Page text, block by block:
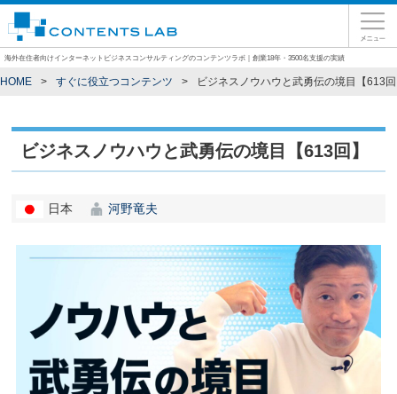
海外在住者向けインターネットビジネスコンサルティングのコンテンツラボ｜創業18年・3500名支援の実績
HOME すぐに役立つコンテンツ ビジネスノウハウと武勇伝の境目【613
ビジネスノウハウと武勇伝の境目【613回】
日本 河野竜夫